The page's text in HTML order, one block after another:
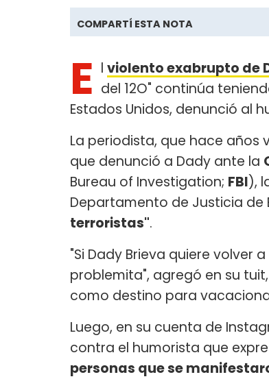
COMPARTÍ ESTA NOTA
E l violento exabrupto de
del 12O" continúa
Estados Unidos, denunció al
La periodista, que hace años
que denunció a Dady ante la
Bureau of Investigation; FBI),
Departamento de Justicia de
terroristas".
"Si Dady Brieva quiere volver
problemita", agregó en su
como destino para
Luego, en su cuenta de
contra el humorista que
personas que se